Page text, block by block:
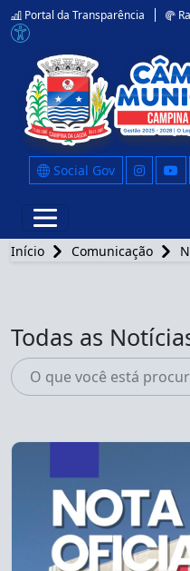
Portal da Transparência
Social Gov
Início Comunicação
Todas as